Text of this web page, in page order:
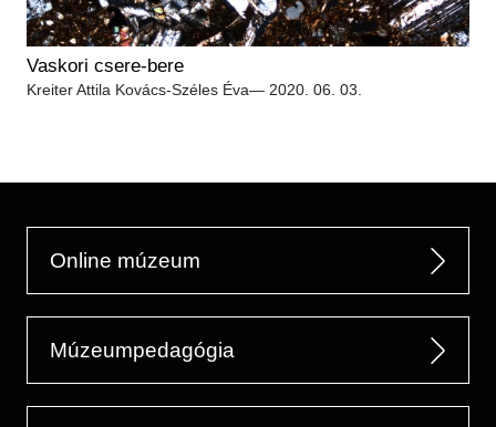
Vaskori csere-bere
Kreiter Attila Kovács-Széles Éva— 2020. 06. 03.
Online múzeum
Múzeumpedagógia